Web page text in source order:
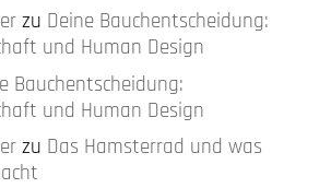
zu Deine Bauchentscheidung:
und Human Design
Bauchentscheidung:
und Human Design
zu Das Hamsterrad und was